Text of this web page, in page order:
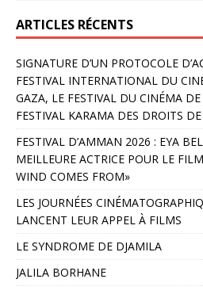
ARTICLES RÉCENTS
SIGNATURE D’UN PROTOCOLE
FESTIVAL INTERNATIONAL DU
GAZA, LE FESTIVAL DU CINÉMA DE
FESTIVAL KARAMA DES DROITS
FESTIVAL D’AMMAN 2026 : EYA
MEILLEURE ACTRICE POUR LE
WIND COMES FROM»
LES JOURNÉES
LANCENT LEUR APPEL À FILMS
LE SYNDROME DE DJAMILA
JALILA BORHANE